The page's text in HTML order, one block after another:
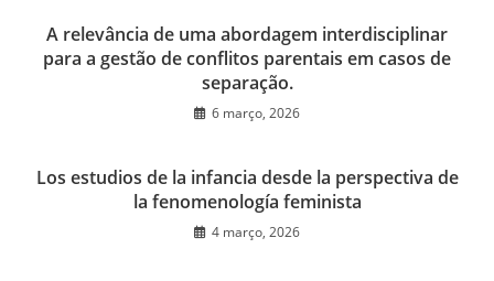
A relevância de uma abordagem interdisciplinar
para a gestão de conflitos parentais em casos de
separação.
6 março, 2026
Los estudios de la infancia desde la perspectiva de
la fenomenología feminista
4 março, 2026